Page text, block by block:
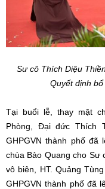
Sư cô Thích Diệu
Quyết định
Tại buổi lễ, thay mặt
Phòng, Đại đức Thích
GHPGVN thành phố đã
chùa Bảo Quang cho Sư
vô biên, HT. Quảng
GHPGVN thành phố đã